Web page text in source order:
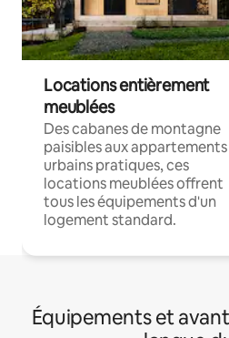
Locations entièrement
meublées
Des cabanes de montagne
paisibles aux appartements
urbains pratiques, ces
locations meublées offrent
tous les équipements d'un
logement standard.
Équipements et